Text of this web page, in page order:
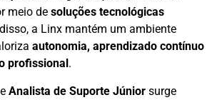
meio de soluções tecnológicas
a Linx mantém um ambiente
autonomia, aprendizado contínuo
profissional.
Analista de Suporte Júnior surge